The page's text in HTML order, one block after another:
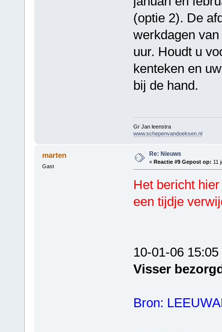
(optie 2). De
werkdagen
uur. Houdt u
kenteken en
bij de hand.
Gr Jan leenstra
www.schepenvandoeksen.nl
marten
Gast
Re: Nieuws
« Reactie #9 Gepost op: 11
Het bericht
een tijdje
10-01-06 15:05
Visser
Bron: